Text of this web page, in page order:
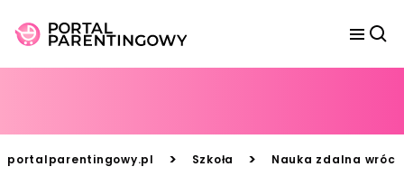
portalparentingowy.pl > Szkoła > Nauka zdalna